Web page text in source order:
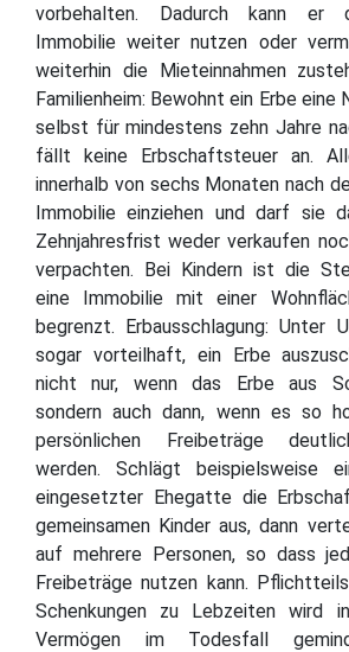
vorbehalten. Dadurch kann er
Immobilie weiter nutzen oder
weiterhin die Mieteinnahmen
Familienheim: Bewohnt ein Erbe eine
selbst für mindestens zehn Jahre
fällt keine Erbschaftsteuer an.
innerhalb von sechs Monaten nach
Immobilie einziehen und darf sie
Zehnjahresfrist weder verkaufen
verpachten. Bei Kindern ist die
eine Immobilie mit einer
begrenzt. Erbausschlagung: Unter
sogar vorteilhaft, ein Erbe
nicht nur, wenn das Erbe aus
sondern auch dann, wenn es so
persönlichen Freibeträge
werden. Schlägt beispielsweise
eingesetzter Ehegatte die
gemeinsamen Kinder aus, dann
auf mehrere Personen, so dass
Freibeträge nutzen kann.
Schenkungen zu Lebzeiten wird
Vermögen im Todesfall